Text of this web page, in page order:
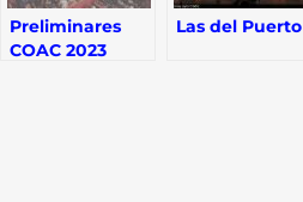
Preliminares
COAC 2023
Las del Puerto